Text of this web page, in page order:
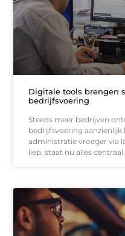
Digitale tools brengen
bedrijfsvoering
Steeds meer bedrijven
bedrijfsvoering aanzienlijk
administratie vroeger via
liep, staat nu alles centraal